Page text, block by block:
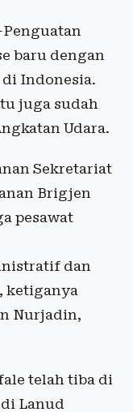
baru dengan
Indonesia.
juga sudah
Udara.
Sekretariat
Brigjen
pesawat
dan
ketiganya
Nurjadin,
telah tiba di
Lanud